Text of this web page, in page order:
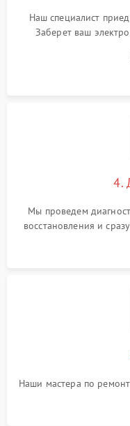
Наш специалист
Заберет ваш
4.
Мы проведем
восстановления и
Наши мастера по